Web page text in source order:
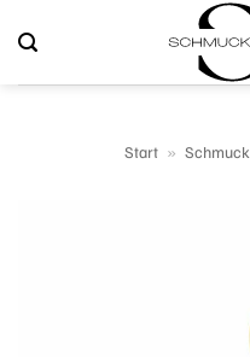
Inhalt
springen
Start » Schmuck